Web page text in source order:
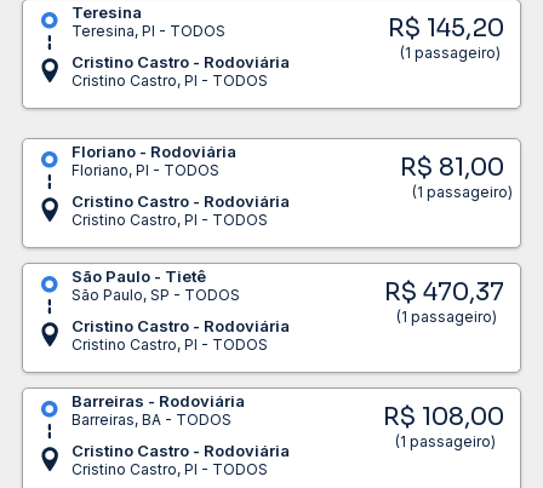
Teresina
Teresina, PI - TODOS
Cristino Castro - Rodoviária
Cristino Castro, PI - TODOS
R$ 145,20
(1 passageiro)
Floriano - Rodoviária
Floriano, PI - TODOS
Cristino Castro - Rodoviária
Cristino Castro, PI - TODOS
R$ 81,00
(1 passageiro)
São Paulo - Tietê
São Paulo, SP - TODOS
Cristino Castro - Rodoviária
Cristino Castro, PI - TODOS
R$ 470,37
(1 passageiro)
Barreiras - Rodoviária
Barreiras, BA - TODOS
Cristino Castro - Rodoviária
Cristino Castro, PI - TODOS
R$ 108,00
(1 passageiro)